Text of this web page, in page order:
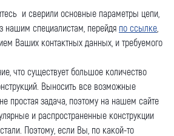
и сверили основные параметры цепи,
нашим специалистам, перейдя по ссылке
Ваших контактных данных, и требуемого
что существует большое количество
Выносить все возможные
простая задача, поэтому на нашем сайте
и распространенные конструкции
Поэтому, если Вы, по какой-то
Ваше сообщение